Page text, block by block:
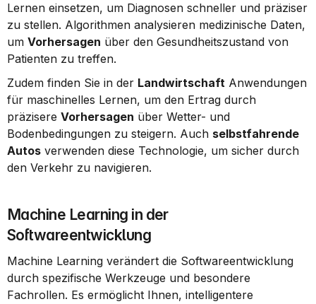
Lernen einsetzen, um Diagnosen schneller und präziser
zu stellen. Algorithmen analysieren medizinische Daten,
um Vorhersagen über den Gesundheitszustand von
Patienten zu treffen.
Zudem finden Sie in der Landwirtschaft Anwendungen
für maschinelles Lernen, um den Ertrag durch
präzisere Vorhersagen über Wetter- und
Bodenbedingungen zu steigern. Auch selbstfahrende
Autos verwenden diese Technologie, um sicher durch
den Verkehr zu navigieren.
Machine Learning in der
Softwareentwicklung
Machine Learning verändert die Softwareentwicklung
durch spezifische Werkzeuge und besondere
Fachrollen. Es ermöglicht Ihnen, intelligentere